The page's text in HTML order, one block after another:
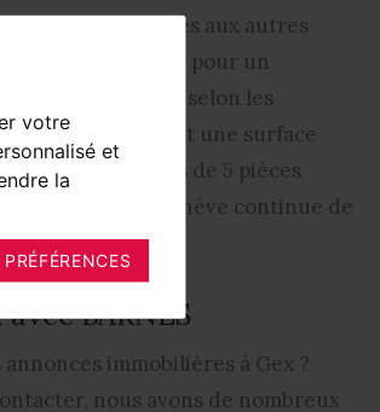
votre
et
la
comparables aux autres
5 300 € par m² pour un
, avec des écarts selon les
logements ont une surface
de plus de 5 pièces
de Genève continue de
BARNES
annonces immobilières à Gex ?
nous avons de nombreux